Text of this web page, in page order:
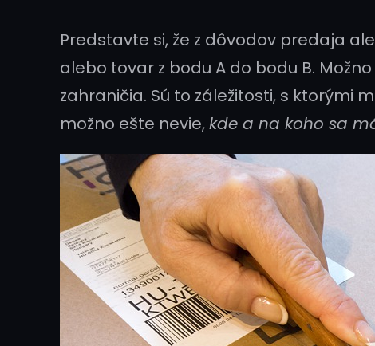
Predstavte si, že z dôvodov predaja
alebo tovar z bodu A do bodu B.
zahraničia. Sú to záležitosti, s ktorými
možno ešte nevie,kde a na koho sa